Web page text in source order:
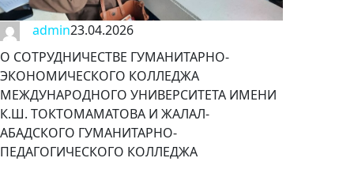
admin23.04.2026
О СОТРУДНИЧЕСТВЕ ГУМАНИТАРНО-
ЭКОНОМИЧЕСКОГО КОЛЛЕДЖА
МЕЖДУНАРОДНОГО УНИВЕРСИТЕТА ИМЕНИ
К.Ш. ТОКТОМАМАТОВА И ЖАЛАЛ-
АБАДСКОГО ГУМАНИТАРНО-
ПЕДАГОГИЧЕСКОГО КОЛЛЕДЖА